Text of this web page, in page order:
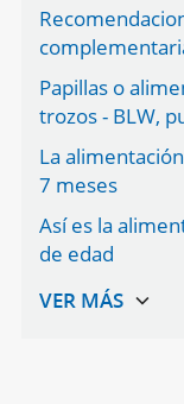
Papillas o
trozos - BLW,
La
7 meses
Así es la
de edad